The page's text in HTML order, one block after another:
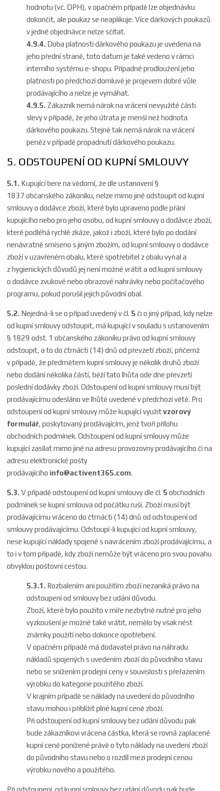
hodnotu (vč. DPH), v opačném případě lze objednávku
dokončit, ale poukaz se neaplikuje. Více dárkových poukazů
v jedné objednávce nelze sčítat.
4.9.4. Doba platnosti dárkového poukazu je uvedena na
jeho přední straně, toto datum je také vedeno v rámci
interního systému e-shopu. Případné prodloužení jeho
platnosti po předchozí domluvě je projevem dobré vůle
prodávajícího a nelze je vymáhat.
4.9.5. Zákazník nemá nárok na vrácení nevyužité části
slevy v případě, že jeho útrata je menší než hodnota
dárkového poukazu. Stejně tak nemá nárok na vrácení
peněz v případě propadnutí dárkového poukazu.
5. ODSTOUPENÍ OD KUPNÍ SMLOUVY
5.1. Kupující bere na vědomí, že dle ustanovení §
1837 občanského zákoníku, nelze mimo jiné odstoupit od kupní
smlouvy o dodávce zboží, které bylo upraveno podle přání
kupujícího nebo pro jeho osobu, od kupní smlouvy o dodávce zboží,
které podléhá rychlé zkáze, jakož i zboží, které bylo po dodání
nenávratně smíseno s jiným zbožím, od kupní smlouvy o dodávce
zboží v uzavřeném obalu, které spotřebitel z obalu vyňal a
z hygienických důvodů jej není možné vrátit a od kupní smlouvy
o dodávce zvukové nebo obrazové nahrávky nebo počítačového
programu, pokud porušil jejich původní obal.
5.2. Nejedná-li se o případ uvedený v čl. 5 či o jiný případ, kdy nelze
od kupní smlouvy odstoupit, má kupující v souladu s ustanovením
§ 1829 odst. 1 občanského zákoníku právo od kupní smlouvy
odstoupit, a to do čtrnácti (14) dnů od převzetí zboží, přičemž
v případě, že předmětem kupní smlouvy je několik druhů zboží
nebo dodání několika částí, běží tato lhůta ode dne převzetí
poslední dodávky zboží. Odstoupení od kupní smlouvy musí být
prodávajícímu odesláno ve lhůtě uvedené v předchozí větě. Pro
odstoupení od kupní smlouvy může kupující využitvzorový
formulář, poskytovaný prodávajícím, jenž tvoří přílohu
obchodních podmínek. Odstoupení od kupní smlouvy může
kupující zasílat mimo jiné na adresu provozovny prodávajícího či na
adresu elektronické pošty
prodávajícího info@activent365.com.
5.3.V případě odstoupení od kupní smlouvy dle čl. 5 obchodních
podmínek se kupní smlouva od počátku ruší. Zboží musí být
prodávajícímu vráceno do čtrnácti (14) dnů od odstoupení od
smlouvy prodávajícímu. Odstoupí-li kupující od kupní smlouvy,
nese kupující náklady spojené s navrácením zboží prodávajícímu, a
to i v tom případě, kdy zboží nemůže být vráceno pro svou povahu
obvyklou poštovní cestou.
5.3.1. Rozbalením ani použitím zboží nezaniká právo na
odstoupení od smlouvy bez udání důvodu.
Zboží, které bylo použito v míře nezbytně nutné pro jeho
vyzkoušení je možné také vrátit, nemělo by však nést
známky použití nebo dokonce opotřebení.
V opačném případě má dodavatel právo na náhradu
nákladů spojených s uvedením zboží do původního stavu
nebo se snížením prodejní ceny v souvislosti s přeřazením
výrobku do kategorie použitého zboží.
V krajním případě se náklady na uvedení do původního
stavu mohou i přiblížit plné kupní ceně zboží.
Při odstoupení od kupní smlouvy bez udání důvodu pak
bude zákazníkovi vrácena částka, která se rovná zaplacené
kupní ceně ponížené právě o tyto náklady na uvedení zboží
do původního stavu nebo o rozdíl mezi prodejní cenou
výrobku nového a použitého.